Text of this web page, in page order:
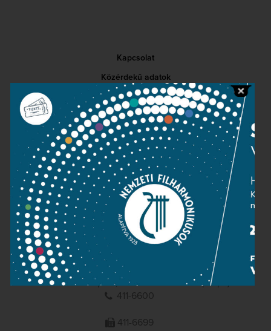
Kapcsolat
Közérdekű adatok
Sajtószoba
Adatvédelem
Impresszum
NEMZETI
FILHARMONIKUSOK
1095 Budapest, Komor Marcell u. 1. (Müpa)
411-6600
411-6699